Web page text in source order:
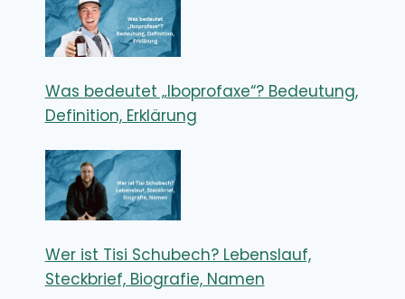
Was bedeutet „Iboprofaxe“? Bedeutung,
Definition, Erklärung
Wer ist Tisi Schubech? Lebenslauf,
Steckbrief, Biografie, Namen